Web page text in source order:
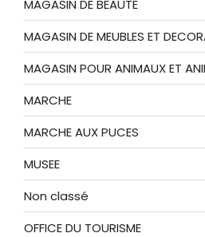
MAGASIN DE BEAUTE
MAGASIN DE MEUBLES ET
MAGASIN POUR ANIMAUX ET
MARCHE
MARCHE AUX PUCES
MUSEE
Non classé
OFFICE DU TOURISME